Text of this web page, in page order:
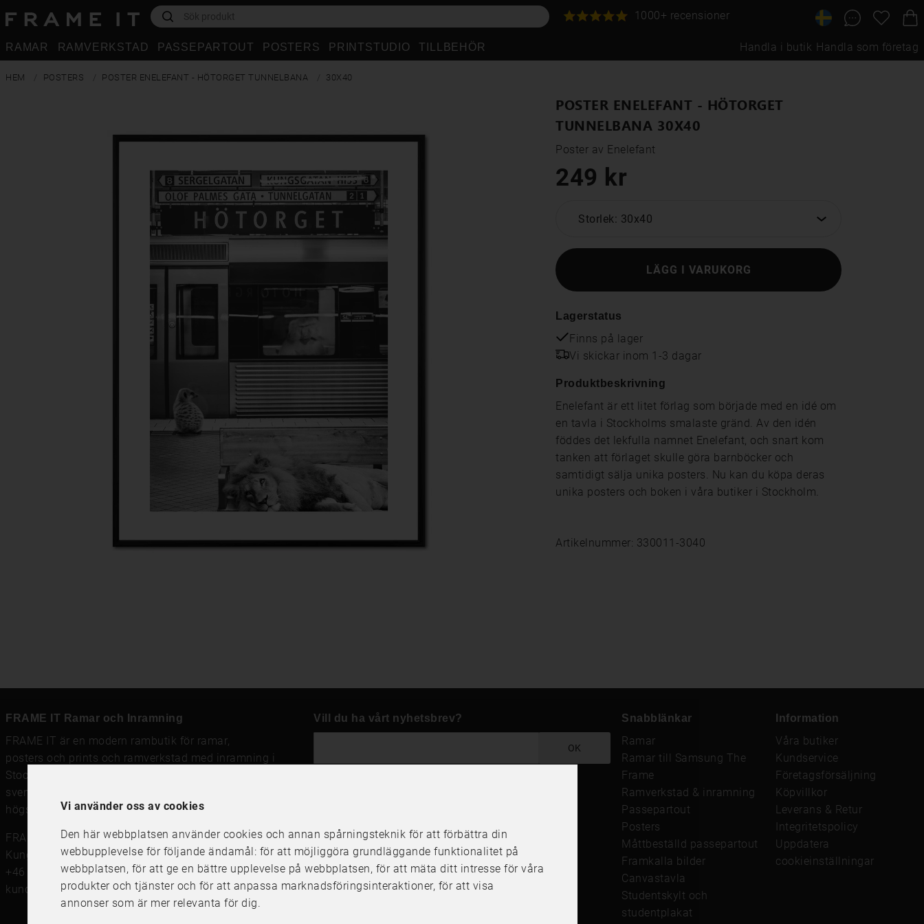
Vi använder oss av cookies
Den här webbplatsen använder cookies och annan spårningsteknik för att förbättra din
webbupplevelse för följande ändamål: för att möjliggöra grundläggande funktionalitet på
webbplatsen, för att ge en bättre upplevelse på webbplatsen, för att mäta ditt intresse för våra
produkter och tjänster och för att anpassa marknadsföringsinteraktioner, för att visa
annonser som är mer relevanta för dig.
1000+ recensioner
RAMAR RAMVERKSTAD PASSEPARTOUT POSTERS PRINTSTUDIO TILLBEHÖR Handla i butik Handla som företag
HEM POSTERS POSTER ENELEFANT - HÖTORGET TUNNELBANA 30X40
POSTER ENELEFANT - HÖTORGET
TUNNELBANA 30X40
Poster av Enelefant
249 kr
Storlek: 30x40
LÄGG I VARUKORG
Lagerstatus
Finns på lager
Vi skickar inom 1-3 dagar
Produktbeskrivning
Enelefant är ett litet förlag som började med en idé om
en tavla i Stockholms smalaste gränd. Av den idén
föddes det lekfulla namnet Enelefant, och snart kom
tanken att förlaget skulle göra barnböcker och
samtidigt sälja unika posters. Nu kan du köpa deras
unika posters och boken i våra butiker i Stockholm.
Artikelnummer: 330011-3040
FRAME IT Ramar och Inramning
FRAME IT är en modern rambutik för ramar,
posters och prints och ramverkstad med inramning i
Stockholm, Göteborg och Uppsala. Vi säljer
svensktillverkade tavelramar,
högsta kvalitet.
FRAME IT Ramar och Inramning
Kungsgatan 41, 111 56 Stockholm
+46 (0)8 142122
kundservice@frameit.se
Vill du ha vårt nyhetsbrev?
OK
Snabblänkar
Ramar
Ramar till Samsung The
Frame
Ramverkstad & inramning
Passepartout
Posters
Måttbeställd passepartout
Framkalla bilder
Canvastavla
Studentskylt och
studentplakat
Information
Våra butiker
Kundservice
Företagsförsäljning
Köpvillkor
Leverans & Retur
Integritetspolicy
Uppdatera
cookieinställningar